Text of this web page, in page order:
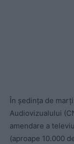
În ședința de
Audiovizualului
amendare a
(aproape 10.000